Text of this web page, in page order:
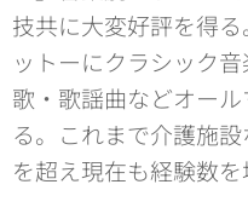
技共に大変好評を得
ットーにクラシック
歌・歌謡曲などオー
る。これまで介護施
を超え現在も経験数を